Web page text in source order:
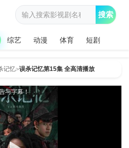
综艺 动漫 体育 短剧
搜索
记忆>误杀记忆第15集 全高清播放
与字幕！